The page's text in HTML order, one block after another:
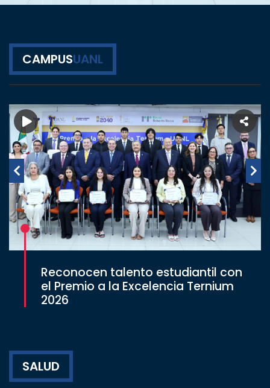
DEPORTES
SALUD
SUSTENTABILIDAD
TEMAS
Oferta
educativa
Estudiantes
Rectoría
Responsabilidad
social
CAMPUSUANL
Reconocen talento estudiantil con
el Premio a la Excelencia Ternium
2026
SALUD